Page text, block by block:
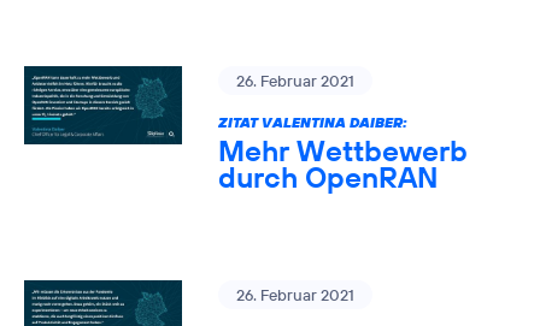
26. Februar 2021
ZITAT VALENTINA DAIBER:
Mehr Wettbewerb
durch OpenRAN
26. Februar 2021